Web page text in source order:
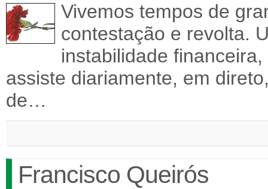
Vivemos tempos de
contestação e revolta.
instabilidade
assiste diariamente, em
de…
Francisco Queirós